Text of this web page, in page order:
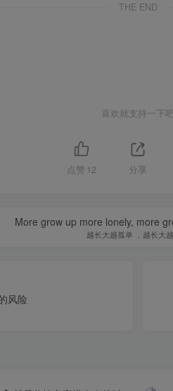
THE END
喜欢就支持一下
点赞 12 分享
More grow up more lonely, more
越长大越孤单 ，越长大
风险